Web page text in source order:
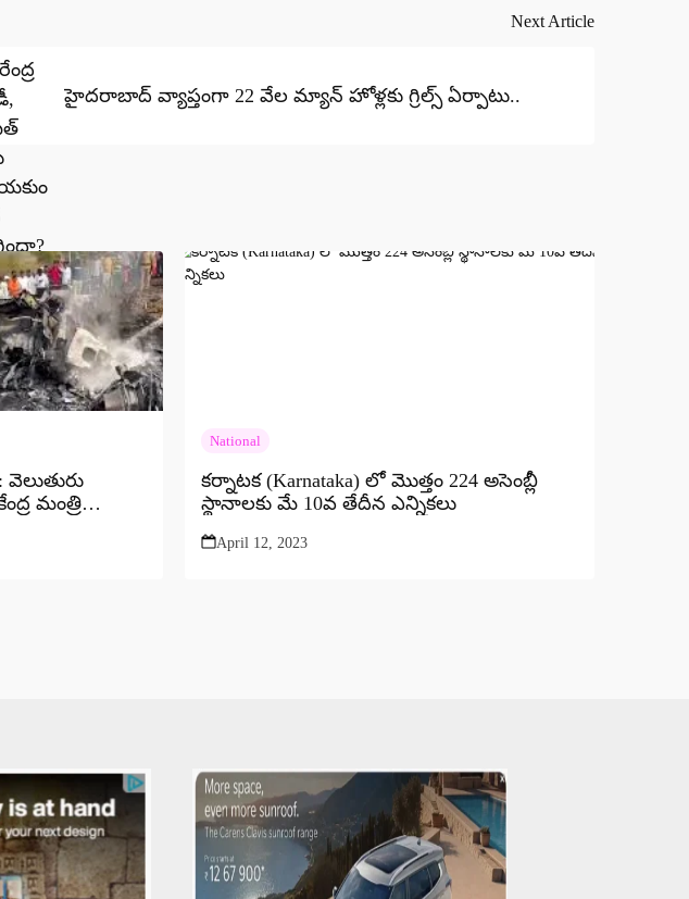
Next Article
హైదరాబాద్ వ్యాప్తంగా 22 వేల మ్యాన్ హోళ్లకు గ్రిల్స్ ఏర్పాటు..
మంత్రి
National
కర్నాటక (Karnataka) లో మొత్తం 224 అసెంబ్లీ
స్థానాలకు మే 10వ తేదీన ఎన్నికలు
April 12, 2023